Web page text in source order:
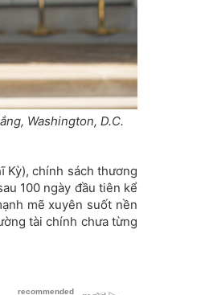
Washington, D.C.
Kỳ), chính sách thương
100 ngày đầu tiên kể
mẽ xuyên suốt nền
tài chính chưa từng